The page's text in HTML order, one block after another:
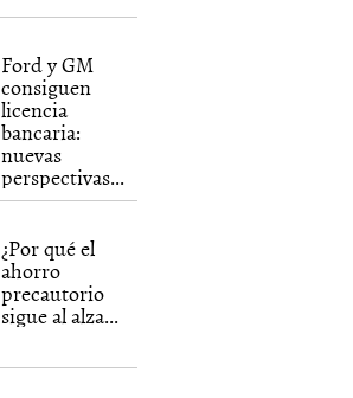
Ford y GM
consiguen
licencia
bancaria:
nuevas
perspectivas...
¿Por qué el
ahorro
precautorio
sigue al alza...